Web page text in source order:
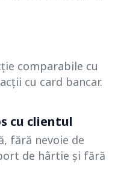
comparabile cu
cu card bancar.
cu clientul
fără nevoie de
de hârtie și fără